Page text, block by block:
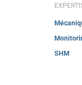
SHM